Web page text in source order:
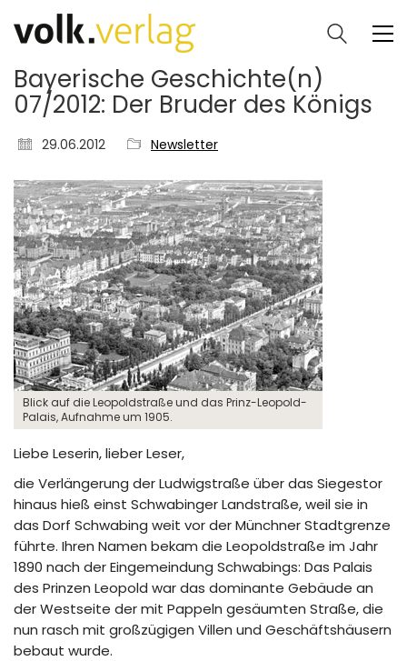
Bayerische Geschichte(n)
07/2012: Der Bruder des Königs
29.06.2012 Newsletter
Blick auf die Leopoldstraße und das Prinz-Leopold-
Palais, Aufnahme um 1905.
Liebe Leserin, lieber Leser,
die Verlängerung der Ludwigstraße über das Siegestor
hinaus hieß einst Schwabinger Landstraße, weil sie in
das Dorf Schwabing weit vor der Münchner Stadtgrenze
führte. Ihren Namen bekam die Leopoldstraße im Jahr
1890 nach der Eingemeindung Schwabings: Das Palais
des Prinzen Leopold war das dominante Gebäude an
der Westseite der mit Pappeln gesäumten Straße, die
nun rasch mit großzügigen Villen und Geschäftshäusern
bebaut wurde.